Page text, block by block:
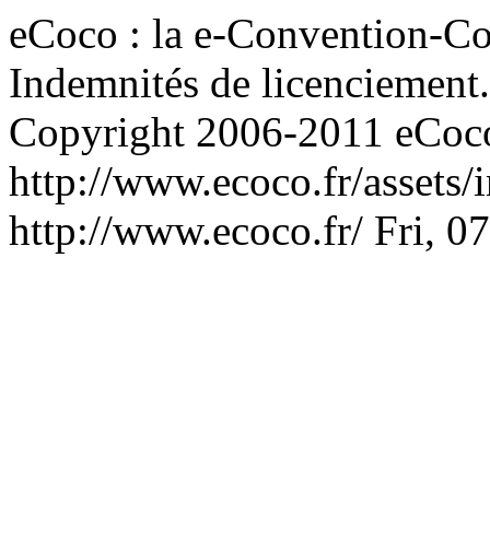
eCoco : la e-Convention-
Indemnités de
Copyright 2006-2011
http://www.ecoco.fr/
http://www.ecoco.fr/ Fri,